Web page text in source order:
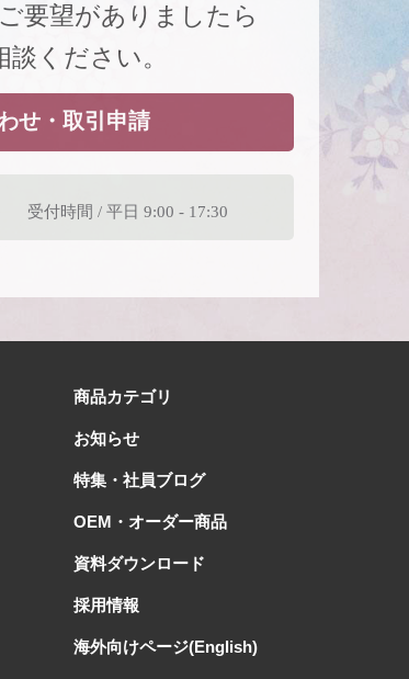
要望がありましたら
ください。
せ・取引申請
受付時間 / 平日 9:00 - 17:30
商品カテゴリ
お知らせ
特集・社員ブログ
OEM・オーダー商品
資料ダウンロード
採用情報
海外向けページ(English)